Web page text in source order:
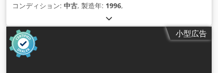
コンディション: 中古, 製造年: 1996,
小型広告